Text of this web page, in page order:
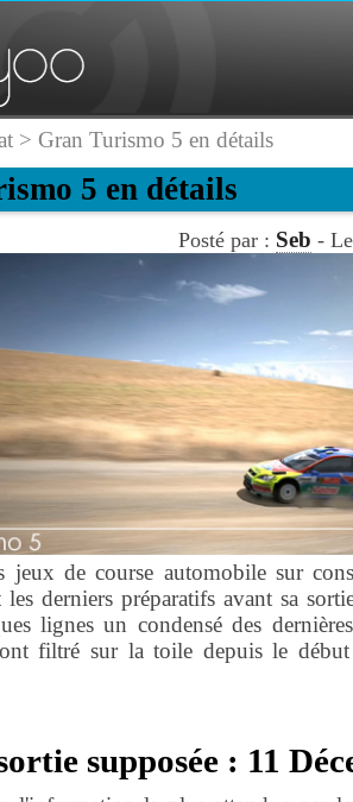
> Gran Turismo 5 en détails
5 en détails
Posté par : Seb -
jeux de course automobile sur
les derniers préparatifs avant sa
lignes un condensé des
filtré sur la toile depuis le
supposée : 11